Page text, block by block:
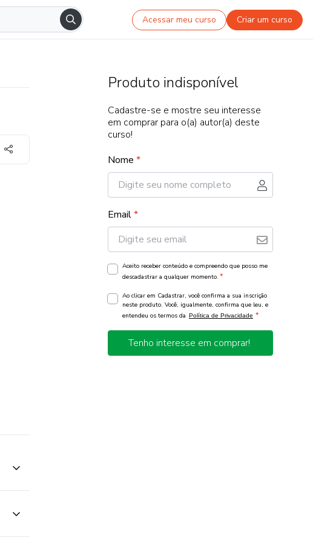
Acessar meu curso Criar um curso
Produto indisponível
Cadastre-se e mostre seu interesse
em comprar para o(a) autor(a) deste
curso!
Nome *
Email*
Aceito receber conteúdo e compreendo que posso me
descadastrar a qualquer momento. *
Ao clicar em Cadastrar, você confirma a sua inscrição
neste produto. Você, igualmente, confirma que leu, e
entendeu os termos da Política de Privacidade *
Tenho interesse em comprar!